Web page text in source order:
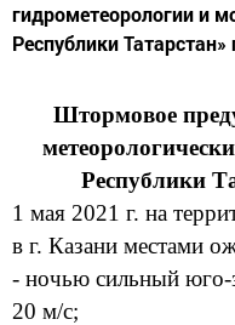
гидрометеорологии и
Республики Татарстан»
Штормовое
Республики
1 мая 2021 г. на
в г. Казани местами
- ночью сильный юго-
20 м/с;